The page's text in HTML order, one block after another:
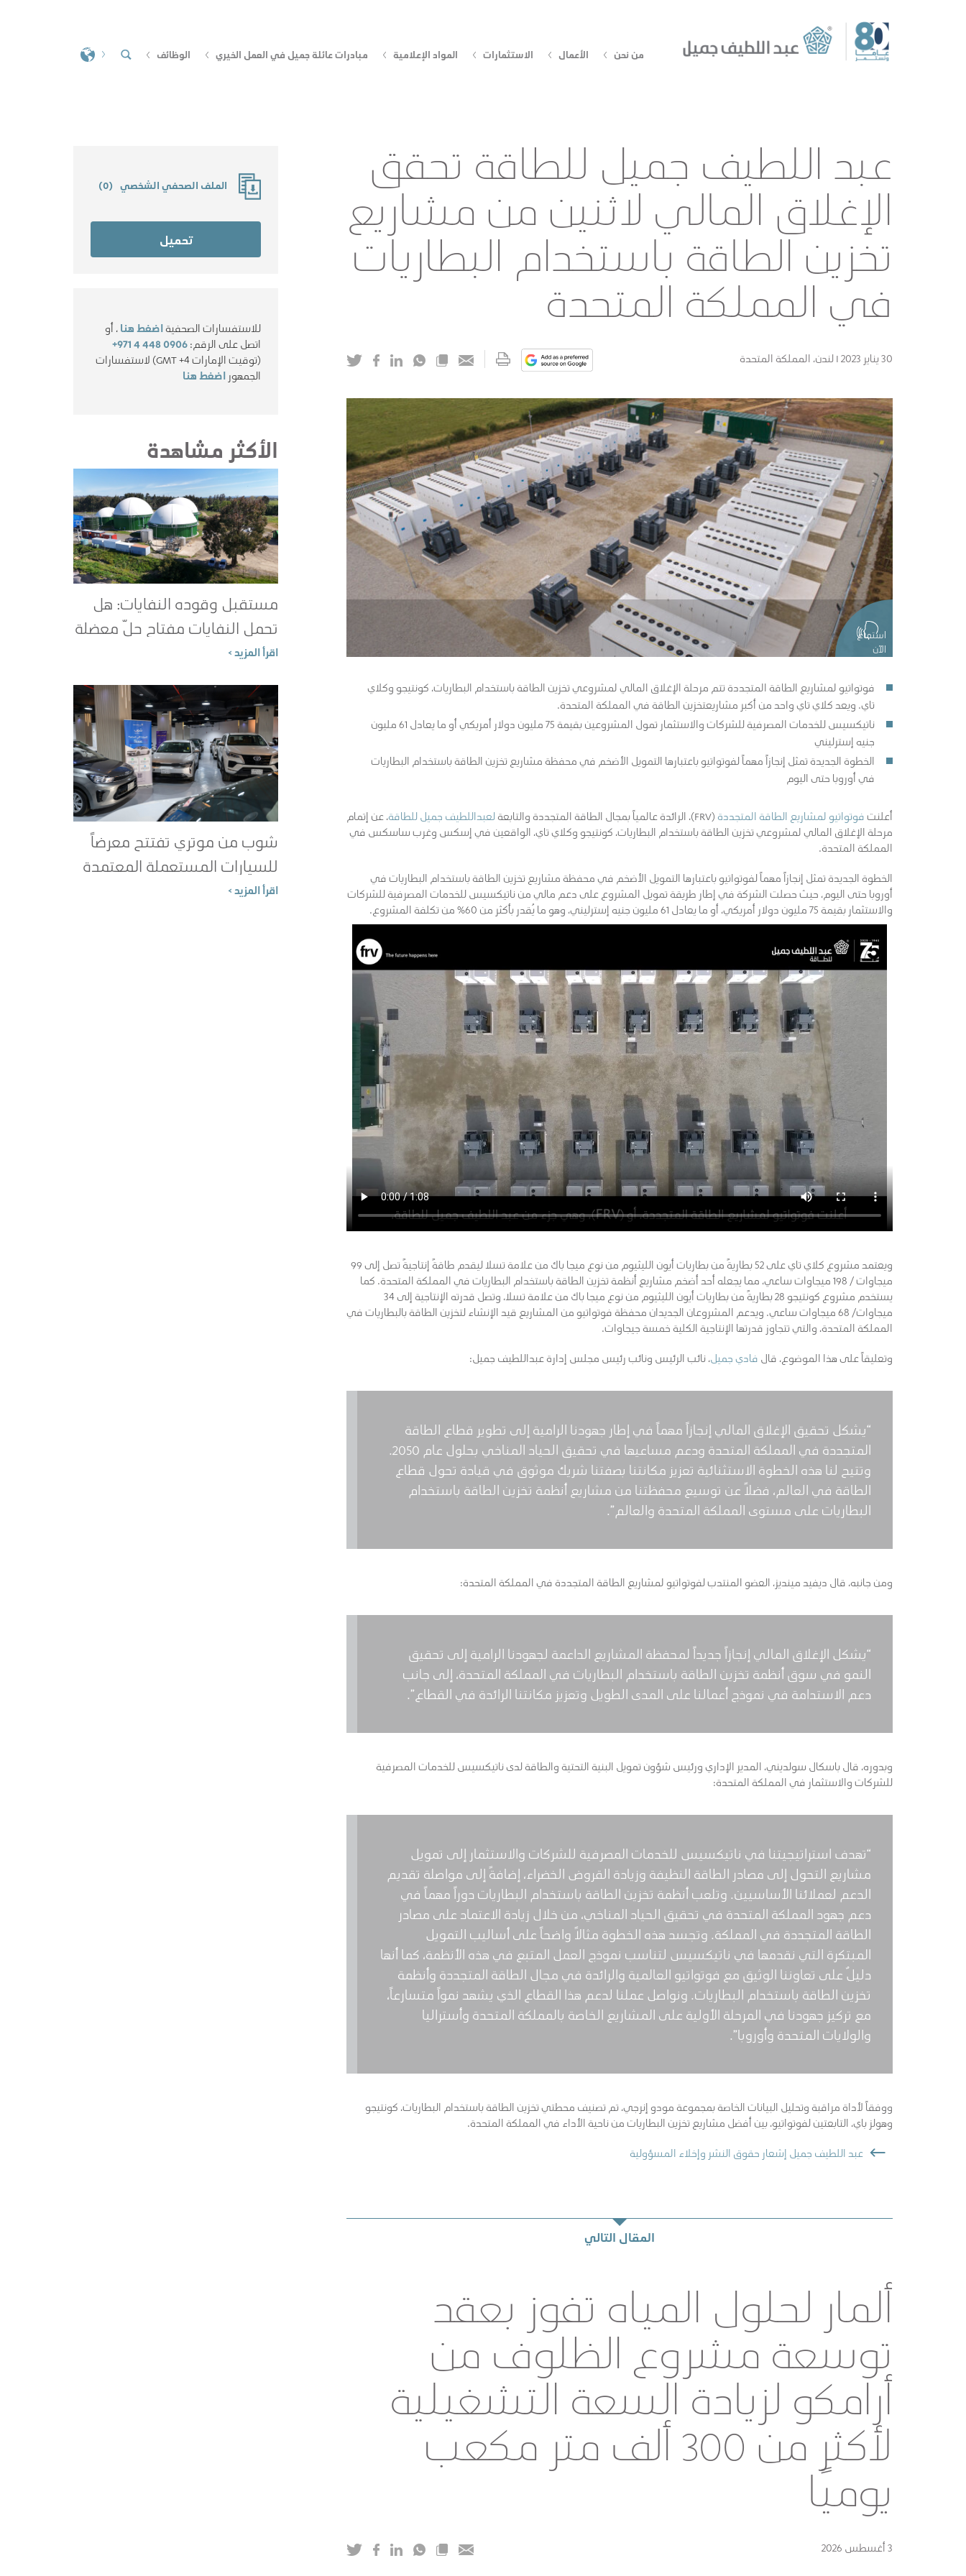
من نحن الأعمال الاستثمارات المواد الإعلامية مبادرات عائلة جميل في العمل الخيري الوظائف
عبد اللطيف جميل للطاقة تحقق
الإغلاق المالي لاثنين من مشاريع
تخزين الطاقة باستخدام البطاريات
في المملكة المتحدة
30 يناير 2023 I لندن، المملكة المتحدة
استماع
الآن
فوتواتيو لمشاريع الطاقة المتجددة تتم مرحلة الإغلاق المالي لمشروعي تخزين الطاقة باستخدام البطاريات، كونتيجو وكلاي
تاي. ويعد كلاي تاي واحد من أكبر مشاريعتخزين الطاقة في المملكة المتحدة.
ناتيكسيس للخدمات المصرفية للشركات والاستثمار تمول المشروعين بقيمة 75 مليون دولار أمريكي أو ما يعادل 61 مليون
جنيه إسترليني
الخطوة الجديدة تمثل إنجازاً مهماً لفوتواتيو باعتبارها التمويل الأضخم في محفظة مشاريع تخزين الطاقة باستخدام البطاريات
في أوروبا حتى اليوم
أعلنتفوتواتيو لمشاريع الطاقة المتجددة (FRV)، الرائدة عالمياً بمجال الطاقة المتجددة والتابعة لعبداللطيف جميل للطاقة، عن إتمام
مرحلة الإغلاق المالي لمشروعي تخزين الطاقة باستخدام البطاريات، كونتيجو وكلاي تاي، الواقعين في إسكس وغرب ساسكس في
المملكة المتحدة.
الخطوة الجديدة تمثل إنجازاً مهماً لفوتواتيو باعتبارها التمويل الأضخم في محفظة مشاريع تخزين الطاقة باستخدام البطاريات في
أوروبا حتى اليوم، حيث حصلت الشركة في إطار طريقة تمويل المشروع على دعم مالي من ناتيكسيس للخدمات المصرفية للشركات
والاستثمار بقيمة 75 مليون دولار أمريكي، أو ما يعادل 61 مليون جنيه إسترليني، وهو ما يُقدر بأكثر من 60% من تكلفة المشروع.
ويعتمد مشروع كلاي تاي على 52 بطاريةً من بطاريات أيون الليثيوم من نوع ميجا باك من علامة تسلا ليقدم طاقةً إنتاجيةً تصل إلى 99
ميجاوات / 198 ميجاوات ساعي، مما يجعله أحد أضخم مشاريع أنظمة تخزين الطاقة باستخدام البطاريات في المملكة المتحدة. كما
يستخدم مشروع كونتيجو 28 بطاريةً من بطاريات أيون الليثيوم من نوع ميجا باك من علامة تسلا، وتصل قدرته الإنتاجية إلى 34
ميجاوات/ 68 ميجاوات ساعي. ويدعم المشروعان الجديدان محفظة فوتواتيو من المشاريع قيد الإنشاء لتخزين الطاقة بالبطاريات في
المملكة المتحدة، والتي تتجاوز قدرتها الإنتاجية الكلية خمسة جيجاوات.
وتعليقاً على هذا الموضوع، قال فادي جميل، نائب الرئيس ونائب رئيس مجلس إدارة عبداللطيف جميل:
“يشكل تحقيق الإغلاق المالي إنجازاً مهماً في إطار جهودنا الرامية إلى تطوير قطاع الطاقة
المتجددة في المملكة المتحدة ودعم مساعيها في تحقيق الحياد المناخي بحلول عام 2050.
وتتيح لنا هذه الخطوة الاستثنائية تعزيز مكانتنا بصفتنا شريك موثوق في قيادة تحول قطاع
الطاقة في العالم، فضلاً عن توسيع محفظتنا من مشاريع أنظمة تخزين الطاقة باستخدام
البطاريات على مستوى المملكة المتحدة والعالم”.
ومن جانبه، قال ديفيد مينديز، العضو المنتدب لفوتواتيو لمشاريع الطاقة المتجددة في المملكة المتحدة:
“يشكل الإغلاق المالي إنجازاً جديداً لمحفظة المشاريع الداعمة لجهودنا الرامية إلى تحقيق
النمو في سوق أنظمة تخزين الطاقة باستخدام البطاريات في المملكة المتحدة، إلى جانب
دعم الاستدامة في نموذج أعمالنا على المدى الطويل وتعزيز مكانتنا الرائدة في القطاع”.
وبدوره، قال باسكال سولديني، المدير الإداري ورئيس شؤون تمويل البنية التحتية والطاقة لدى ناتيكسيس للخدمات المصرفية
للشركات والاستثمار في المملكة المتحدة:
“تهدف استراتيجيتنا في ناتيكسيس للخدمات المصرفية للشركات والاستثمار إلى تمويل
مشاريع التحول إلى مصادر الطاقة النظيفة وزيادة القروض الخضراء، إضافةً إلى مواصلة تقديم
الدعم لعملائنا الأساسيين. وتلعب أنظمة تخزين الطاقة باستخدام البطاريات دوراً مهماً في
دعم جهود المملكة المتحدة في تحقيق الحياد المناخي، من خلال زيادة الاعتماد على مصادر
الطاقة المتجددة في المملكة. وتجسد هذه الخطوة مثالاً واضحاً على أساليب التمويل
المبتكرة التي نقدمها في ناتيكسيس لتناسب نموذج العمل المتبع في هذه الأنظمة، كما أنها
دليلٌ على تعاوننا الوثيق مع فوتواتيو العالمية والرائدة في مجال الطاقة المتجددة وأنظمة
تخزين الطاقة باستخدام البطاريات. ونواصل عملنا لدعم هذا القطاع الذي يشهد نمواً متسارعاً،
مع تركيز جهودنا في المرحلة الأولية على المشاريع الخاصة بالمملكة المتحدة وأستراليا
والولايات المتحدة وأوروبا”.
ووفقاً لأداة مراقبة وتحليل البيانات الخاصة بمجموعة مودو إنرجي، تم تصنيف محطتي تخزين الطاقة باستخدام البطاريات، كونتيجو
وهولز باي، التابعتين لفوتواتيو، بين أفضل مشاريع تخزين البطاريات من ناحية الأداء في المملكة المتحدة.
عبد اللطيف جميل إشعار حقوق النشر وإخلاء المسؤولية
المقال التالي
ألمار لحلول المياه تفوز بعقد
توسعة مشروع الظلوف من
أرامكو لزيادة السعة التشغيلية
لأكثر من 300 ألف متر مكعب
يوميًا
3 أغسطس 2026
الملف الصحفي الشخصي (
0
)
تحميل
للاستفسارات الصحفيةاضغط هنا، أو
اتصل على الرقم:+971 4 448 0906
(توقيت الإمارات GMT +4) لاستفسارات
الجمهور اضغط هنا
الأكثر مشاهدة
مستقبل وقوده النفايات: هل
تحمل النفايات مفتاح حلّ معضلة
الطاقة؟
اقرأ المزيد >
شوب من موتري تفتتح معرضاً
للسيارات المستعملة المعتمدة
في جدة
اقرأ المزيد >